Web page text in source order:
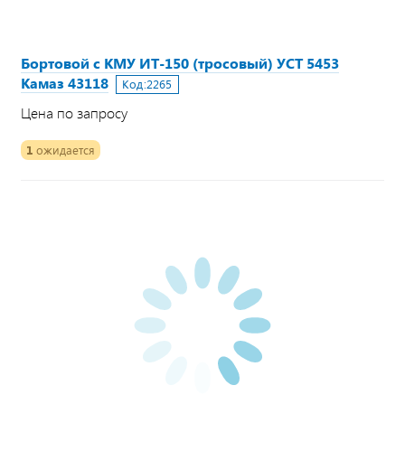
Бортовой с КМУ ИТ-150 (тросовый) УСТ 5453
Камаз 43118
Код:2265
Цена по запросу
1 ожидается